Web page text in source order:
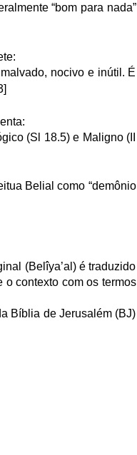
“bom para nada”
nocivo e inútil. É
(Sl 18.5) e Maligno (II
Belial como “demônio
(Belîya’al) é traduzido
o contexto com os termos
Bíblia de Jerusalém (BJ)